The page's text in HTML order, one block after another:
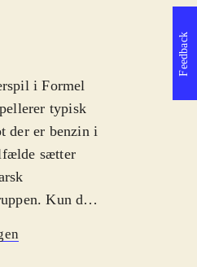
i Formel
typisk
der er benzin i
sætter
Kun de
være mindst
Feedback